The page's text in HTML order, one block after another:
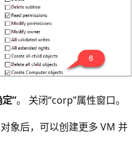
定”。 关闭“corp”属性窗口。
象后，可以创建更多 VM 并